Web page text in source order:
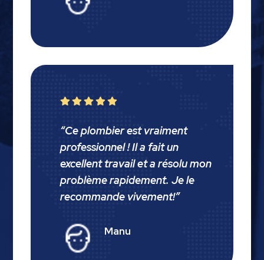
    
“Ce plombier est vraiment
professionnel ! Il a fait un
excellent travail et a résolu mon
problème rapidement. Je le
recommande vivement!”
Manu